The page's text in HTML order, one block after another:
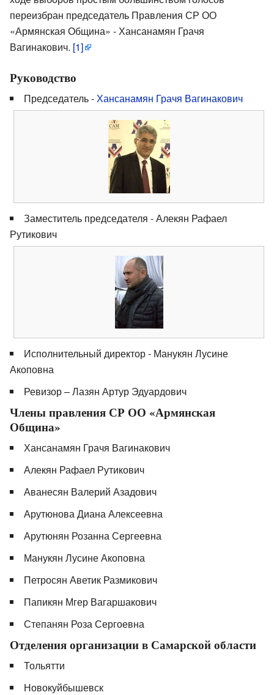
переизбран председатель Правления СР ОО
«Армянская Община» - Хансанамян Грачя
Вагинакович. [1]
Руководство
Председатель - Хансанамян Грачя Вагинакович
Заместитель председателя - Алекян Рафаел
Рутикович
Исполнительный директор - Манукян Лусине
Акоповна
Ревизор – Лазян Артур Эдуардович
Члены правления СР ОО «Армянская
Община»
Хансанамян Грачя Вагинакович
Алекян Рафаел Рутикович
Аванесян Валерий Азадович
Арутюнова Диана Алексеевна
Арутюнян Розанна Сергеевна
Манукян Лусине Акоповна
Петросян Аветик Размикович
Папикян Мгер Вагаршакович
Степанян Роза Сергоевна
Отделения организации в Самарской области
Тольятти
Новокуйбышевск